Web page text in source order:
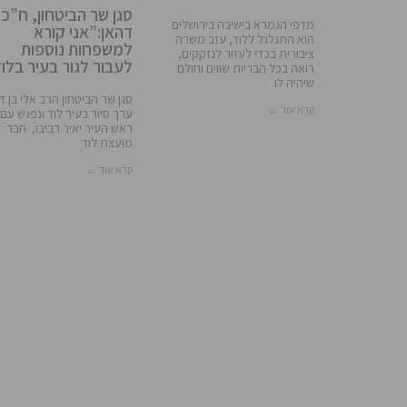
מדפי הגמרא בישיבה בירושלים
הוא התגלגל ללוד, עזב משרה
ציבורית בכדי לעזור לנזקקים,
רואה בכל הבריות שווים וחולם
שיהיה לו
קרא עוד ←
סגן שר הביטחון, ח”כ
דהאן:”אני קורא
למשפחות נוספות
לעבור לגור בעיר
סגן שר הביטחון הרב אלי בן
ערך סיור בעיר לוד ונפגש עם
ראש העיר יאיר רביבו, חבר
מועצת לוד
קרא עוד ←